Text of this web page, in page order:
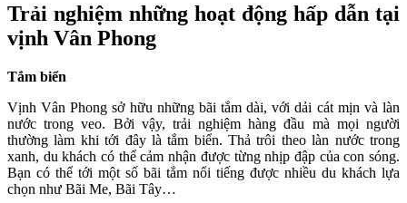
Trải nghiệm những hoạt động hấp dẫn tại
vịnh Vân Phong
Tắm biển
Vịnh Vân Phong sở hữu những bãi tắm dài, với dải cát mịn và làn
nước trong veo. Bởi vậy, trải nghiệm hàng đầu mà mọi người
thường làm khi tới đây là tắm biển. Thả trôi theo làn nước trong
xanh, du khách có thể cảm nhận được từng nhịp đập của con sóng.
Bạn có thể tới một số bãi tắm nổi tiếng được nhiều du khách lựa
chọn như Bãi Me, Bãi Tây…